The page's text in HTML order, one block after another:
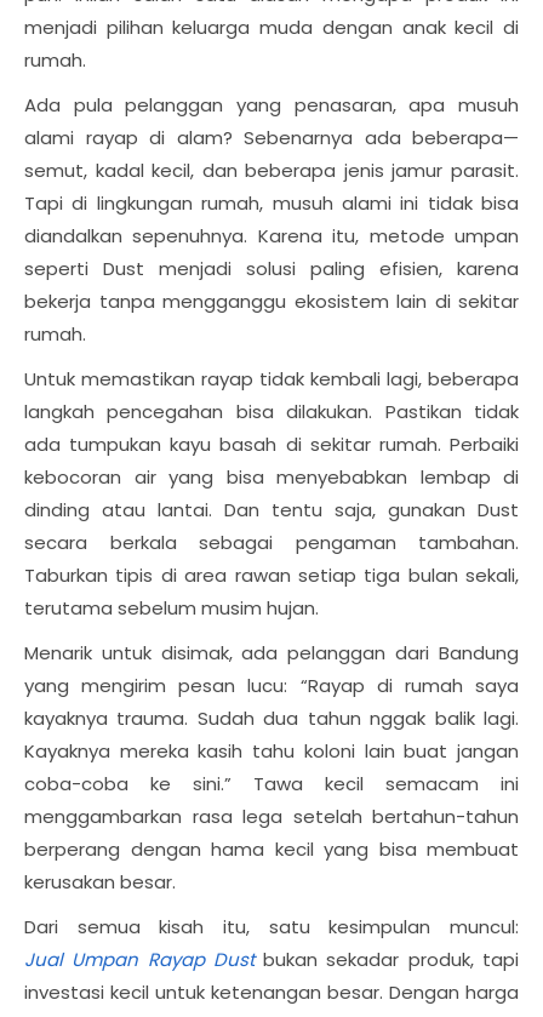
menjadi pilihan keluarga muda dengan anak kecil di
rumah.
Ada pula pelanggan yang penasaran, apa musuh
alami rayap di alam? Sebenarnya ada beberapa—
semut, kadal kecil, dan beberapa jenis jamur parasit.
Tapi di lingkungan rumah, musuh alami ini tidak bisa
diandalkan sepenuhnya. Karena itu, metode umpan
seperti Dust menjadi solusi paling efisien, karena
bekerja tanpa mengganggu ekosistem lain di sekitar
rumah.
Untuk memastikan rayap tidak kembali lagi, beberapa
langkah pencegahan bisa dilakukan. Pastikan tidak
ada tumpukan kayu basah di sekitar rumah. Perbaiki
kebocoran air yang bisa menyebabkan lembap di
dinding atau lantai. Dan tentu saja, gunakan Dust
secara berkala sebagai pengaman tambahan.
Taburkan tipis di area rawan setiap tiga bulan sekali,
terutama sebelum musim hujan.
Menarik untuk disimak, ada pelanggan dari Bandung
yang mengirim pesan lucu: “Rayap di rumah saya
kayaknya trauma. Sudah dua tahun nggak balik lagi.
Kayaknya mereka kasih tahu koloni lain buat jangan
coba-coba ke sini.” Tawa kecil semacam ini
menggambarkan rasa lega setelah bertahun-tahun
berperang dengan hama kecil yang bisa membuat
kerusakan besar.
Dari semua kisah itu, satu kesimpulan muncul:
Jual Umpan Rayap Dustbukan sekadar produk, tapi
investasi kecil untuk ketenangan besar. Dengan harga